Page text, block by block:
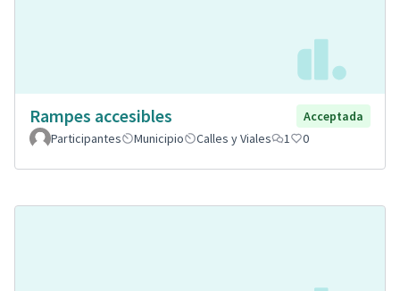
Rampes accesibles
Acceptada
Participantes
Municipio Calles y Viales 1 0